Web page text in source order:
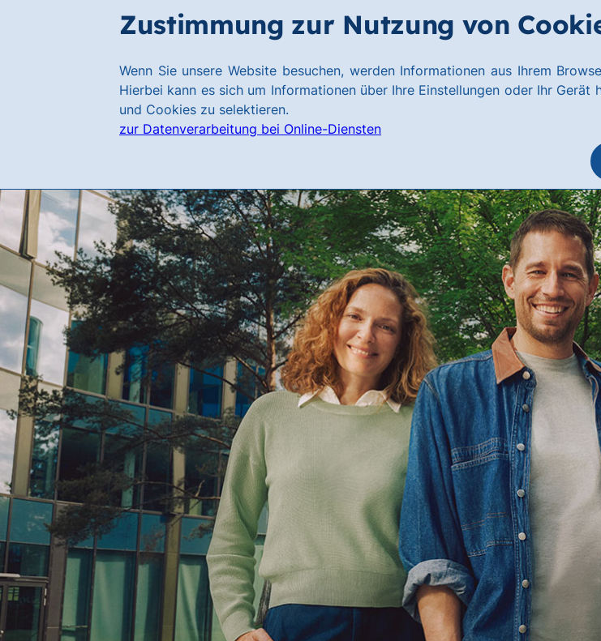
Zustimmung zur Nutzung von
Wenn Sie unsere Website besuchen, werden Informationen aus Ihrem
Hierbei kann es sich um Informationen über Ihre Einstellungen oder Ihr Gerät
und Cookies zu selektieren.
zur Datenverarbeitung bei Online-Diensten